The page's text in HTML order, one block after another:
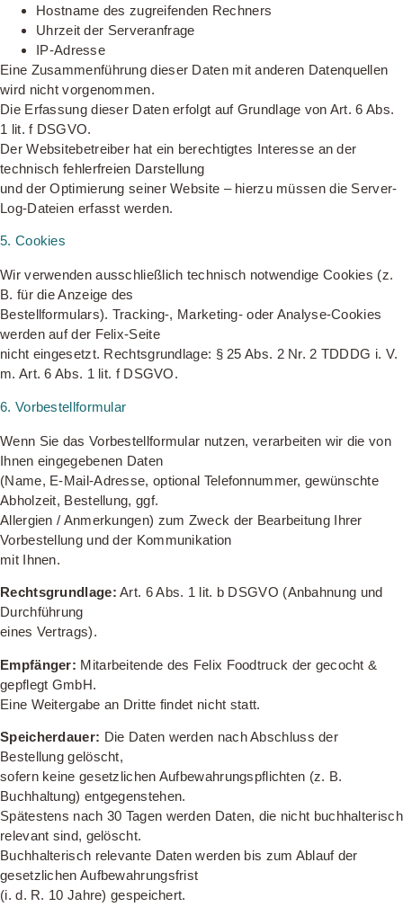
Hostname des zugreifenden Rechners
Uhrzeit der Serveranfrage
IP-Adresse
Eine Zusammenführung dieser Daten mit anderen Datenquellen
wird nicht vorgenommen.
Die Erfassung dieser Daten erfolgt auf Grundlage von Art. 6 Abs.
1 lit. f DSGVO.
Der Websitebetreiber hat ein berechtigtes Interesse an der
technisch fehlerfreien Darstellung
und der Optimierung seiner Website – hierzu müssen die Server-
Log-Dateien erfasst werden.
5. Cookies
Wir verwenden ausschließlich technisch notwendige Cookies (z.
B. für die Anzeige des
Bestellformulars). Tracking-, Marketing- oder Analyse-Cookies
werden auf der Felix-Seite
nicht eingesetzt. Rechtsgrundlage: § 25 Abs. 2 Nr. 2 TDDDG i. V.
m. Art. 6 Abs. 1 lit. f DSGVO.
6. Vorbestellformular
Wenn Sie das Vorbestellformular nutzen, verarbeiten wir die von
Ihnen eingegebenen Daten
(Name, E-Mail-Adresse, optional Telefonnummer, gewünschte
Abholzeit, Bestellung, ggf.
Allergien / Anmerkungen) zum Zweck der Bearbeitung Ihrer
Vorbestellung und der Kommunikation
mit Ihnen.
Rechtsgrundlage: Art. 6 Abs. 1 lit. b DSGVO (Anbahnung und
Durchführung
eines Vertrags).
Empfänger: Mitarbeitende des Felix Foodtruck der gecocht &
gepflegt GmbH.
Eine Weitergabe an Dritte findet nicht statt.
Speicherdauer: Die Daten werden nach Abschluss der
Bestellung gelöscht,
sofern keine gesetzlichen Aufbewahrungspflichten (z. B.
Buchhaltung) entgegenstehen.
Spätestens nach 30 Tagen werden Daten, die nicht buchhalterisch
relevant sind, gelöscht.
Buchhalterisch relevante Daten werden bis zum Ablauf der
gesetzlichen Aufbewahrungsfrist
(i. d. R. 10 Jahre) gespeichert.